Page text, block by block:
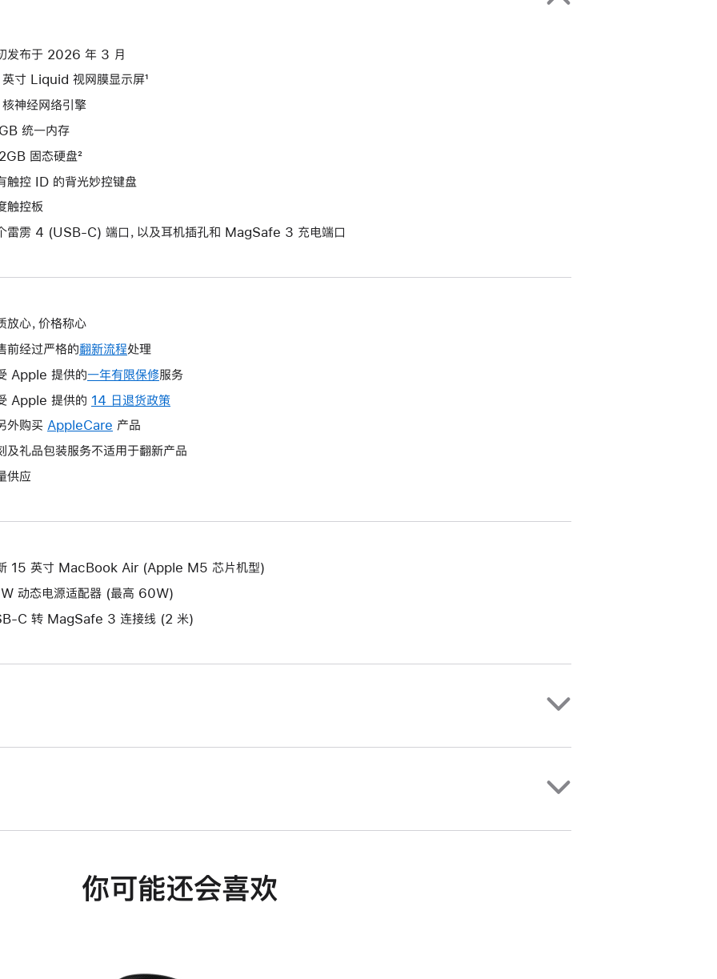
发布于 2026 年 3 月
寸 Liquid 视网膜显示屏¹
神经网络引擎
统一内存
固态硬盘²
触控 ID 的背光妙控键盘
触控板
雷雳 4 (USB-C) 端口，以及耳机插孔和 MagSafe 3 充电端口
放心，价格称心
前经过严格的翻新流程处理
Apple 提供的一年有限保修此
操
打
服务
Apple 提供的 14 日退货政策
将
新
窗
外购买 AppleCare 此
操
开
的
窗
产品
及礼品包装服务不适用于翻新产品
供应
15 英寸 MacBook Air (Apple M5 芯片机型)
动态电源适配器 (最高 60W)
C 转 MagSafe 3 连接线 (2 米)
你可能还会喜欢